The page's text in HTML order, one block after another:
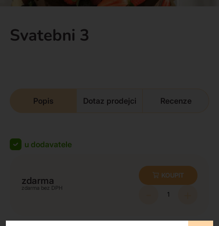
Svatebni 3
Popis Dotaz prodejci Recenze
u dodavatele
zdarma
zdarma
KOUPIT